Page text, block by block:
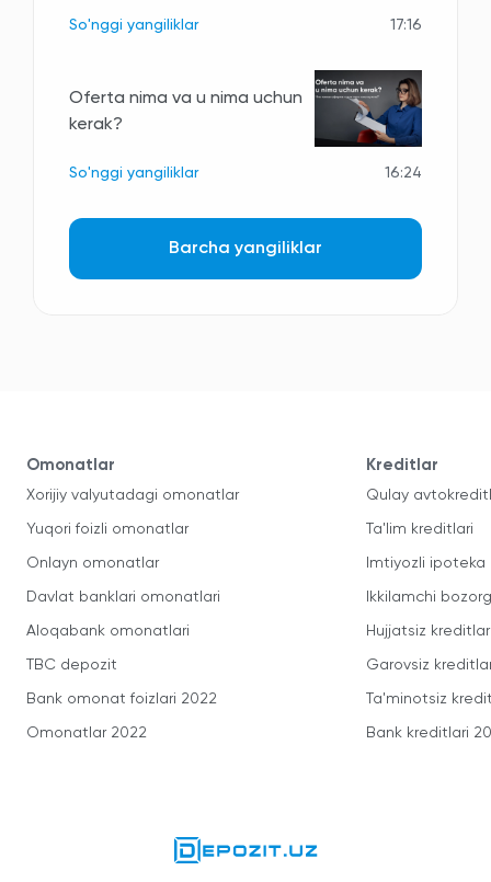
So'nggi yangiliklar 17:16
Oferta nima va u nima uchun
kerak?
So'nggi yangiliklar 16:24
Barcha yangiliklar
Omonatlar
Xorijiy valyutadagi omonatlar
Yuqori foizli omonatlar
Onlayn omonatlar
Davlat banklari omonatlari
Aloqabank omonatlari
TBC depozit
Bank omonat foizlari 2022
Omonatlar 2022
Kreditlar
Qulay
Ta'lim kreditlari
Imtiyozli ipoteka
Ikkilamchi
Hujjatsiz kreditlar
Garovsiz
Ta'minotsiz
Bank kreditlari